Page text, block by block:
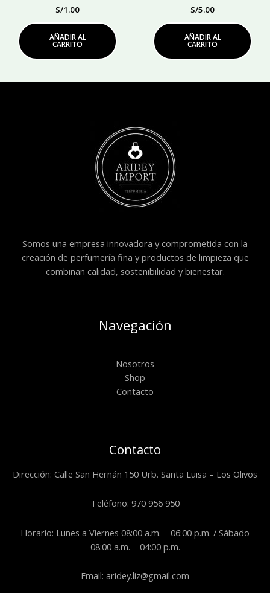
S/1.00
AÑADIR AL
CARRITO
S/5.00
AÑADIR AL
CARRITO
Somos una empresa innovadora y comprometida con la
creación de perfumería fina y productos de limpieza que
combinan calidad, sostenibilidad y bienestar.
Navegación
Nosotros
Shop
Contacto
Contacto
Dirección: Calle San Hernán 150 Urb. Santa Luisa – Los Olivos
Teléfono: 970 956 950
Horario: Lunes a Viernes 08:00 a.m. – 06:00 p.m. / Sábado
08:00 a.m. – 04:00 p.m.
Email: aridey.liz@gmail.com